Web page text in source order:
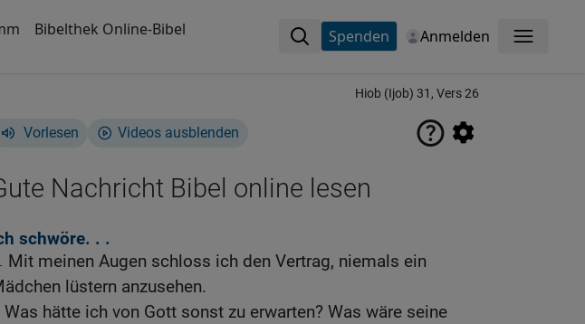
Bibelthek Online-Bibel Spenden Anmelden Menü
Hiob (Ijob) 31, Vers 26
Vorlesen Videos ausblenden
Nachricht Bibel online lesen
schwöre. . .
Mit meinen Augen schloss ich den Vertrag, niemals ein
lüstern anzusehen.
Was hätte ich von Gott sonst zu erwarten? Was wäre seine